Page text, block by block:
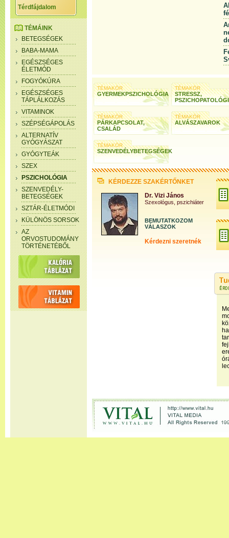
Térdfájdalom
TÉMÁINK
BETEGSÉGEK
BABA-MAMA
EGÉSZSÉGES
ÉLETMÓD
FOGYÓKÚRA
EGÉSZSÉGES
TÁPLÁLKOZÁS
VITAMINOK
SZÉPSÉGÁPOLÁS
ALTERNATÍV
GYÓGYÁSZAT
GYÓGYTEÁK
SZEX
PSZICHOLÓGIA
SZENVEDÉLY-
BETEGSÉGEK
SZTÁR-ÉLETMÓDI
KÜLÖNÖS SORSOK
AZ
ORVOSTUDOMÁNY
TÖRTÉNETÉBŐL
TÉMAKÖR
GYERMEKPSZICHOLÓGIA
TÉMAKÖR
STRESSZ,
TÉMAKÖR
PÁRKAPCSOLAT,
CSALÁD
TÉMAKÖR
ALVÁSZAVAROK
TÉMAKÖR
SZENVEDÉLYBETEGSÉGEK
KÉRDEZZE SZAKÉRTŐNKET
Dr. Vizi János
Szexológus, pszichiáter
BEMUTATKOZOM
VÁLASZOK
Kérdezni szeretnék